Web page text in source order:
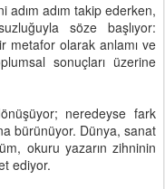
adım takip ederken,
söze başlıyor:
metafor olarak anlamı ve
sonuçları üzerine
neredeyse fark
bürünüyor. Dünya, sanat
okuru yazarın zihninin
ediyor.